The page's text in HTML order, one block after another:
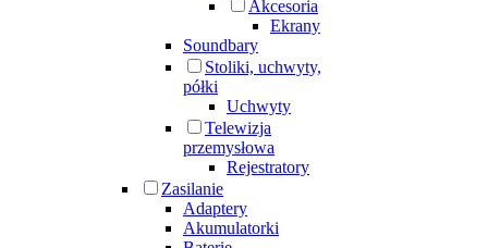
Akcesoria
Ekrany
Soundbary
Stoliki, uchwyty,
półki
Uchwyty
Telewizja
przemysłowa
Rejestratory
Zasilanie
Adaptery
Akumulatorki